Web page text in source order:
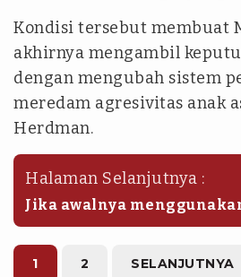
Kondisi tersebut membuat
akhirnya mengambil
dengan mengubah sistem
meredam agresivitas anak
Herdman.
Halaman Selanjutnya :
Jika awalnya
2-3-1, mereka terpaksa
lini belakang untuk
ancaman dari kedua sisi
1 2 SELANJUTNYA